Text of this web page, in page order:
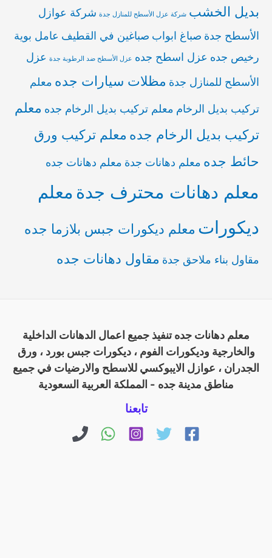
بديل الخشب شركة عزل الأسطح للمنازل جدة شركة عوازل
الأسطح جدة صباغ ابواب صباغين في القطيف عامل بوية
رخيص جده عزل اسطح جده عزل الأسطح ضد الرطوبة جدة عزل
الأسطح للمنازل جدة مظلات سيارات جده معلم
تركيب بديل الرخام معلم تركيب بديل الرخام جده معلم
تركيب بديل الرخام جده معلم تركيب ورق
حائط جده معلم دهانات جدة معلم دهانات جده
معلم دهانات محترف جدة معلم
ديكورات معلم ديكورات جبس بلازما جده
مقاول بناء ملاحق جدة مقاول دهانات جده
معلم دهانات جده تنفيذ جميع اعمال الدهانات الداخلية
والخارجية وديكورات الفوم ، ديكورات جبس بورد ، ورق
الجدران ، عوازل الايبوكسي للاسطح والارضيات في جميع
مناطق مدينة جده - المملكة العربية السعودية
تابعنا